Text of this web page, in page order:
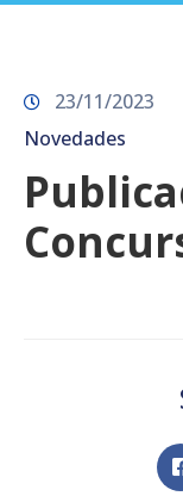
23/11/2023
Novedades